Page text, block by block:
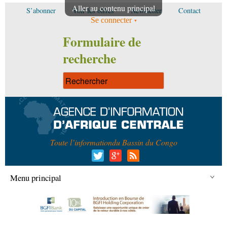
Aller au contenu principal
S’abonner Voir les offres Newsletter Contact
Se connecter
Formulaire de
recherche
Toute l’informationdu Bassin du Congo
Menu principal